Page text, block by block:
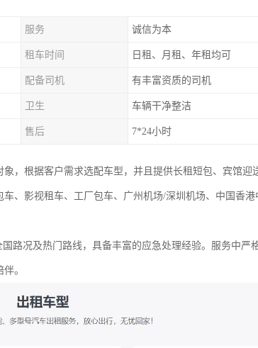
服务 诚信为本
租车时间 日租、月租、年租均可
配备司机 有丰富资质的司机
卫生 车辆干净整洁
售后 7*24小时
，根据客户需求选配车型，并且提供长租短包、宾馆迎
、影视租车、工厂包车、广州机场/深圳机场、中国香港
路况及热门路线，具备丰富的应急处理经验。服务中严
。